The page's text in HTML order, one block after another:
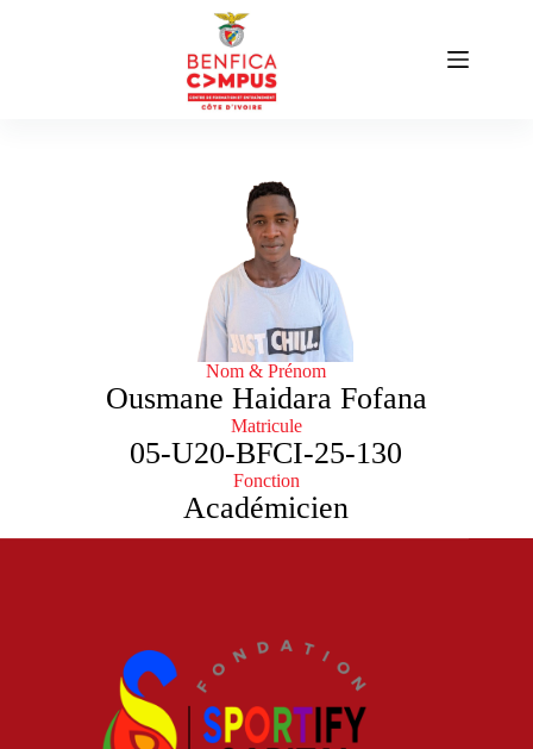
Nom & Prénom
Ousmane Haidara Fofana
Matricule
05-U20-BFCI-25-130
Fonction
Académicien